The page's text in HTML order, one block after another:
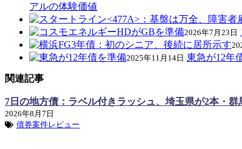
アルの体験価値
2026年7月23日
2025年11月14日 東急が12年
関連記事
7日の地方債：ラベル付きラッシュ、埼玉県が2本・群
2026年8月7日
債券案件レビュー